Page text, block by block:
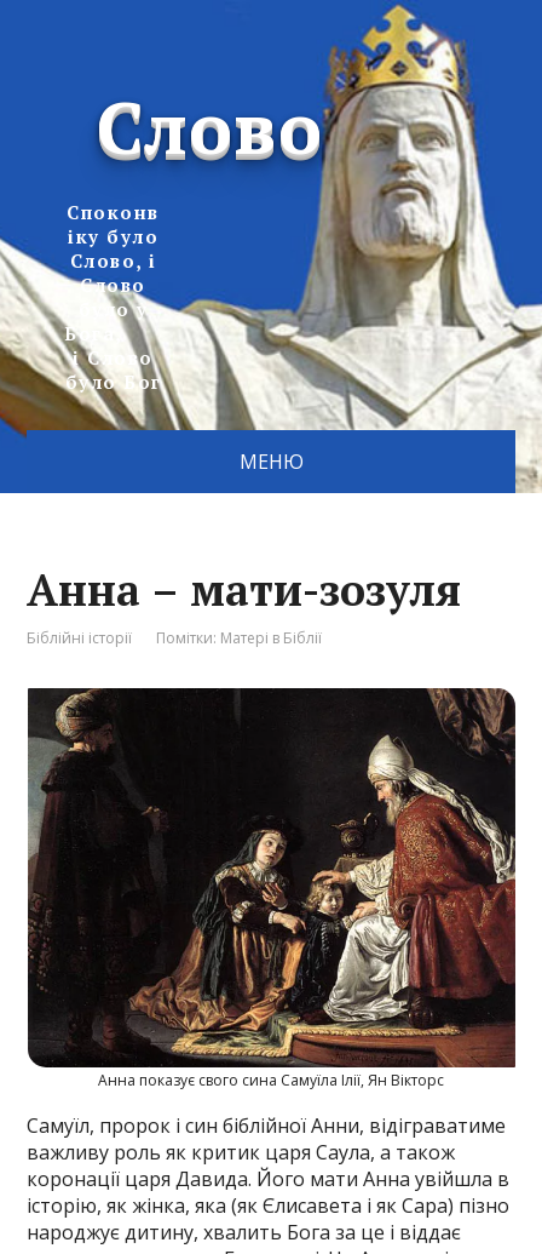
Слово
Споконв
іку було
Слово, і
Слово
було у
Бога,
і Слово
було Бог
МЕНЮ
Анна – мати-зозуля
Біблійні історії Помітки: Матері в Біблії
Анна показує свого сина Самуїла Ілії, Ян Вікторс
Самуїл, пророк і син біблійної Анни, відіграватиме
важливу роль як критик царя Саула, а також
коронації царя Давида. Його мати Анна увійшла в
історію, як жінка, яка (як Єлисавета і як Сара) пізно
народжує дитину, хвалить Бога за це і віддає